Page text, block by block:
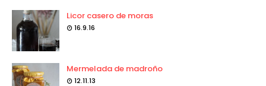
Licor casero de moras
16.9.16
Mermelada de madroño
12.11.13